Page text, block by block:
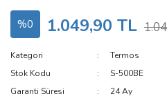
%0 1.049,90 TL
Kategori
Termos
Stok Kodu
S-500BE
Garanti Süresi
24 Ay